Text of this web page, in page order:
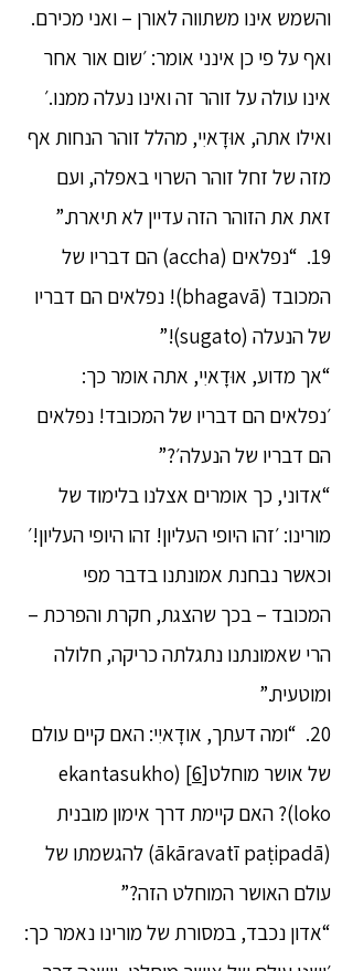
והשמש אינו משתווה לאורן – ואני מכירם.
ואף על פי כן אינני אומר: ׳שום אור אחר
אינו עולה על זוהר זה ואינו נעלה ממנו.׳
ואילו אתה, אוּדָאיִי, מהלל זוהר הנחות אף
מזה של זחל זוהר השרוי באפלה, ועם
זאת את הזוהר הזה עדיין לא תיארת.”
19. “נפלאים (accha) הם דבריו של
המכובד (bhagavā)! נפלאים הם דבריו
של הנעלה (sugato)!”
“אך מדוע, אוּדָאיִי, אתה אומר כך:
׳נפלאים הם דבריו של המכובד! נפלאים
הם דבריו של הנעלה׳?”
“אדוני, כך אומרים אצלנו בלימוד של
מורינו: ׳זהו היופי העליון! זהו היופי העליון!׳
וכאשר נבחנת אמונתנו בדבר מפי
המכובד – בכך שהצגת, חקרת והפרכת –
הרי שאמונתנו נתגלתה כריקה, חלולה
ומוטעית.”
20. “ומה דעתך, אודָאיִי: האם קיים עולם
של אושר מוחלט[6]
(ekantasukho
loko)? האם קיימת דרך אימון מובנית
(ākāravatī paṭipadā) להגשמתו של
עולם האושר המוחלט הזה?”
“אדון נכבד, במסורת של מורינו נאמר כך: